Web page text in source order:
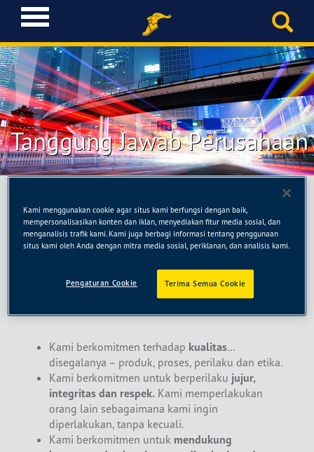
T
o
g
g
l
e
n
a
v
i
g
i
o
n
Tanggung Jawab Perusahaan
Di Goodyear, kami bekerja keras menghasilkan
kualitas terbaik disegala bidang; termasuk dalam
yang kami yakini sebagai Nilai Bersama dan
menjelaskan apa yang kami harapkan dari orang
Kami berkomitmen terhadap kualitas…
disegalanya – produk, proses, perilaku dan etika.
Kami berkomitmen untuk berperilaku jujur,
integritas dan respek. Kami memperlakukan
orang lain sebagaimana kami ingin
diperlakukan, tanpa kecuali.
Kami berkomitmen untuk mendukung
Kami menggunakan cookie agar situs kami berfungsi dengan baik,
mempersonalisasikan konten dan iklan, menyediakan fitur media sosial, dan
menganalisis trafik kami. Kami juga berbagi informasi tentang penggunaan
situs kami oleh Anda dengan mitra media sosial, periklanan, dan analisis kami.
Terima Semua Cookie
Pengaturan Cookie